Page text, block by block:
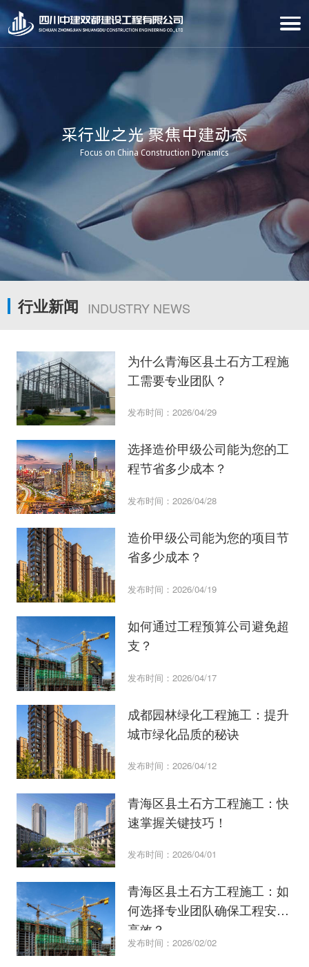
采行业之光 聚焦中建动态
Focus on China Construction Dynamics
行业新闻 INDUSTRY NEWS
为什么青海区县土石方工程施
工需要专业团队？
发布时间：2026/04/29
选择造价甲级公司能为您的工
程节省多少成本？
发布时间：2026/04/28
造价甲级公司能为您的项目节
省多少成本？
发布时间：2026/04/19
如何通过工程预算公司避免超
支？
发布时间：2026/04/17
成都园林绿化工程施工：提升
城市绿化品质的秘诀
发布时间：2026/04/12
青海区县土石方工程施工：快
速掌握关键技巧！
发布时间：2026/04/01
青海区县土石方工程施工：如
何选择专业团队确保工程安全
高效？
发布时间：2026/02/02